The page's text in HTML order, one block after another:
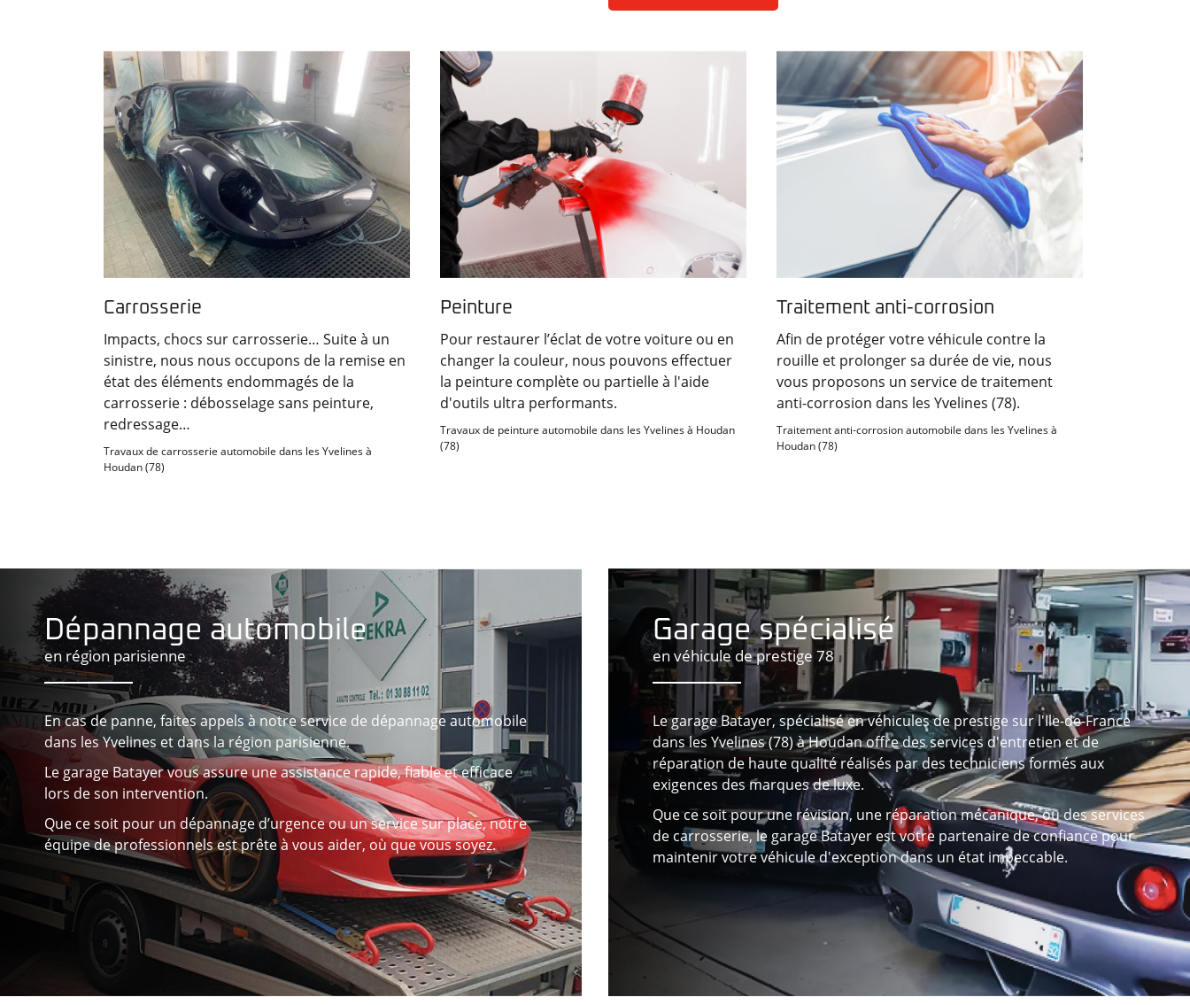
Carrosserie
Impacts, chocs sur carrosserie… Suite à un
sinistre, nous nous occupons de la remise en
état des éléments endommagés de la
carrosserie : débosselage sans peinture,
redressage…
Travaux de carrosserie automobile dans les Yvelines à
Houdan (78)
Peinture
Pour restaurer l’éclat de votre voiture ou en
changer la couleur, nous pouvons effectuer
la peinture complète ou partielle à l'aide
d'outils ultra performants.
Travaux de peinture automobile dans les Yvelines à Houdan
(78)
Traitement anti-corrosion
Afin de protéger votre véhicule contre la
rouille et prolonger sa durée de vie, nous
vous proposons un service de traitement
anti-corrosion dans les Yvelines (78).
Traitement anti-corrosion automobile dans les Yvelines à
Houdan (78)
Dépannage automobile
en région parisienne
En cas de panne, faites appels à notre service de dépannage automobile
dans les Yvelines et dans la région parisienne.
Le garage Batayer vous assure une assistance rapide, fiable et efficace
lors de son intervention.
Que ce soit pour un dépannage d’urgence ou un service sur place, notre
équipe de professionnels est prête à vous aider, où que vous soyez.
Garage spécialisé
en véhicule de prestige 78
Le garage Batayer, spécialisé en véhicules de prestige sur l'Ile-de-France
dans les Yvelines (78) à Houdan offre des services d'entretien et de
réparation de haute qualité réalisés par des techniciens formés aux
exigences des marques de luxe.
Que ce soit pour une révision, une réparation mécanique, ou des services
de carrosserie, le garage Batayer est votre partenaire de confiance pour
maintenir votre véhicule d'exception dans un état impeccable.